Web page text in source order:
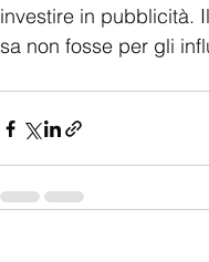
investire in pubblicità.
sa non fosse per gli